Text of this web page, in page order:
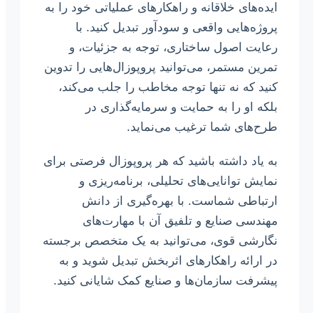
ایده‌های خلاقانه و راهکارهای عملیاتی خود را به
پروژه‌هایی واقعی و سودآور تبدیل کنید. با
رعایت اصول ساختاری، توجه به جزئیات، و
تمرین مستمر، می‌توانید پروپوزال‌هایی را تدوین
کنید که نه تنها توجه مخاطب را جلب می‌کند،
بلکه او را به حمایت و سرمایه‌گذاری در
طرح‌های شما ترغیب می‌نماید.
به یاد داشته باشید که هر پروپوزال فرصتی برای
نمایش توانایی‌های تحلیلی، برنامه‌ریزی و
ارتباطی شماست. با بهره‌گیری از دانش
مهندسی صنایع و تلفیق آن با مهارت‌های
نگارشی قوی، می‌توانید به یک متخصص برجسته
در ارائه راهکارهای اثربخش تبدیل شوید و به
پیشرفت سازمان‌ها و صنایع کمک شایانی کنید.